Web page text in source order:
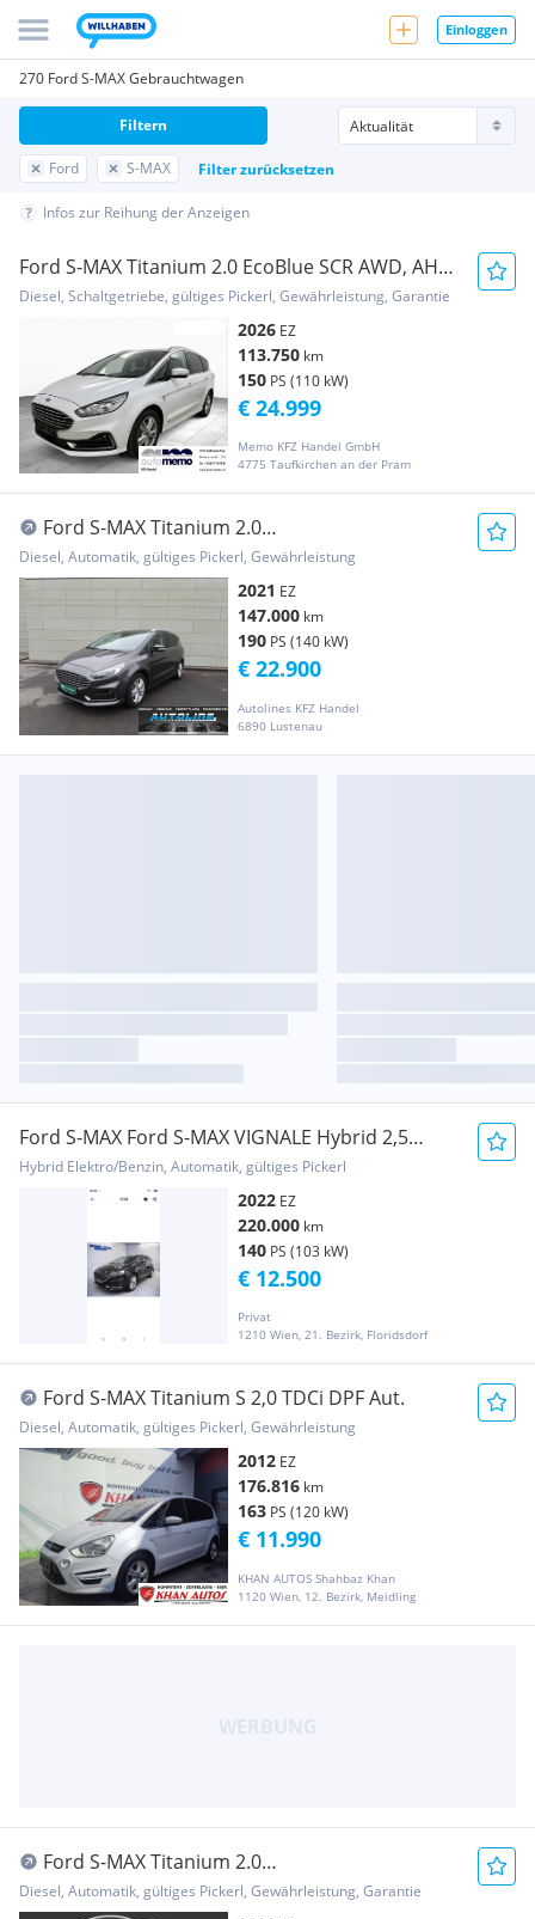
Einloggen
270 Ford S-MAX Gebrauchtwagen
Ford S-MAX Filter zurücksetzen
Filtern
Infos zur Reihung der Anzeigen
Ford S-MAX Titanium 2.0 EcoBlue SCR AWD, AHK,
Winter...
Diesel, Schaltgetriebe, gültiges Pickerl, Gewährleistung, Garantie
2026 EZ
113.750 km
150 PS (110 kW)
Memo KFZ Handel GmbH
4775 Taufkirchen an der Pram
€ 24.999
Ford S-MAX Titanium 2.0
*AUT*7Sitzer*NAVI*LED*
Diesel, Automatik, gültiges Pickerl, Gewährleistung
2021 EZ
147.000 km
190 PS (140 kW)
Autolines KFZ Handel
6890 Lustenau
€ 22.900
Ford S-MAX Ford S-MAX VIGNALE Hybrid 2,5
Duratec
Hybrid Elektro/Benzin, Automatik, gültiges Pickerl
2022 EZ
220.000 km
140 PS (103 kW)
Privat
1210 Wien, 21. Bezirk, Floridsdorf
€ 12.500
Ford S-MAX Titanium S 2,0 TDCi DPF Aut.
Diesel, Automatik, gültiges Pickerl, Gewährleistung
2012 EZ
176.816 km
163 PS (120 kW)
KHAN AUTOS Shahbaz Khan
1120 Wien, 12. Bezirk, Meidling
€ 11.990
Ford S-MAX Titanium 2.0
TDCI...NAVI/LED/Kamera
Diesel, Automatik, gültiges Pickerl, Gewährleistung, Garantie